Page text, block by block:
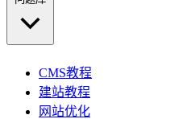
CMS教程
建站教程
网站优化